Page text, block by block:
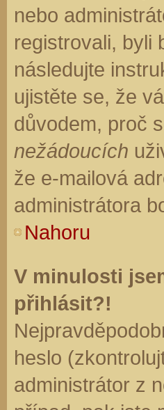
nebo
registrovali, byli
následujte
ujistěte se, že
důvodem, proč
nežádoucích
že e-mailová
administrátora
Nahoru
V minulosti
přihlásit?!
heslo
administrátor z